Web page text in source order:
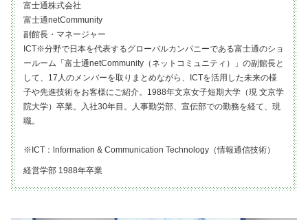
富士通株式会社
富士通netCommunity
副館長・マネージャー
ICT※分野で日本を代表するグローバルカンパニーである富士通のショ
ールーム「富士通netCommunity（ネットコミュニティ）」の副館長と
して、17人のメンバーを取りまとめながら、ICTを活用した未来の様
子や先進技術をお客様にご紹介。1988年文京女子短期大学（現 文京学
院大学）卒業。入社30年目。人事勤労部、宣伝部での勤務を経て、現
職。
※ICT：lnformation & Communication Technology（情報通信技術）
経営学部 1988年卒業